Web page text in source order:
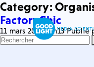
Category:
FactoryChic
11 mars 2022 14h13Publié